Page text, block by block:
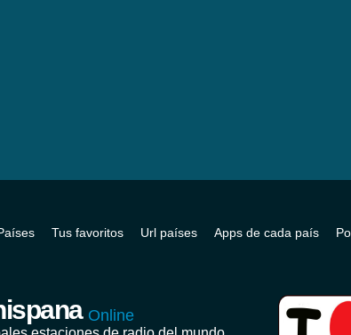
Tus favoritos Url países Apps de cada país
Online